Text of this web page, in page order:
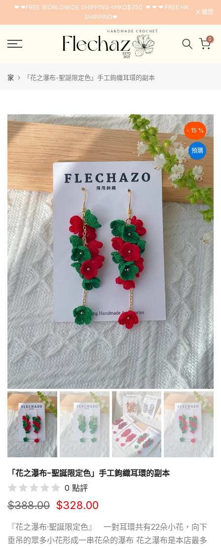
至
內
容
❤ ❤FREE WORLDWIDE SHIPPING <HKD$750 ❤ ❤ ❤ FREE HK
SHIPPING❤
關閉
0
家 「花之瀑布-聖誕限定色」手工鉤織耳環的副本
- 15 %
預購
「花之瀑布-聖誕限定色」手工鉤織耳環的副本
0 點評
$388.00 $328.00
『花之瀑布·聖誕限定色』 一對耳環共有22朵小花，向下
垂吊的眾多小花形成一串花朵的瀑布 花之瀑布是本店最多